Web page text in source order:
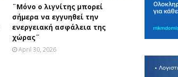
¨Μόνο ο λιγνίτης μπορεί
σήμερα να εγγυηθεί την
ενεργειακή ασφάλεια της
χώρας¨
April 30, 2026